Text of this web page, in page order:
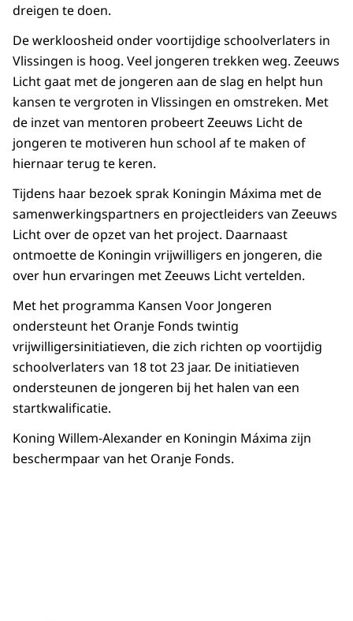
dreigen te doen.
De werkloosheid onder voortijdige schoolverlaters in
Vlissingen is hoog. Veel jongeren trekken weg. Zeeuws
Licht gaat met de jongeren aan de slag en helpt hun
kansen te vergroten in Vlissingen en omstreken. Met
de inzet van mentoren probeert Zeeuws Licht de
jongeren te motiveren hun school af te maken of
hiernaar terug te keren.
Tijdens haar bezoek sprak Koningin Máxima met de
samenwerkingspartners en projectleiders van Zeeuws
Licht over de opzet van het project. Daarnaast
ontmoette de Koningin vrijwilligers en jongeren, die
over hun ervaringen met Zeeuws Licht vertelden.
Met het programma Kansen Voor Jongeren
ondersteunt het Oranje Fonds twintig
vrijwilligersinitiatieven, die zich richten op voortijdig
schoolverlaters van 18 tot 23 jaar. De initiatieven
ondersteunen de jongeren bij het halen van een
startkwalificatie.
Koning Willem-Alexander en Koningin Máxima zijn
beschermpaar van het Oranje Fonds.